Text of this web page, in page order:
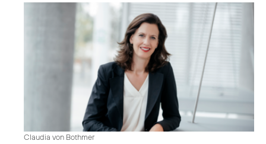
Claudia von Bothmer